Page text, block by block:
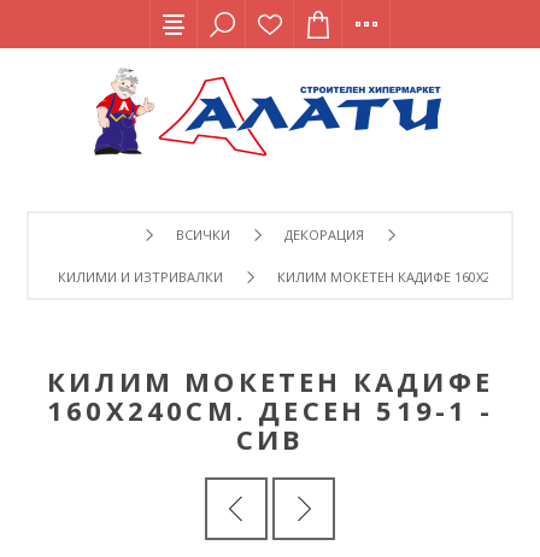
ВСИЧКИ ДЕКОРАЦИЯ
КИЛИМИ И ИЗТРИВАЛКИ КИЛИМ МОКЕТЕН КАДИФЕ 160Х240СМ.
КИЛИМ МОКЕТЕН КАДИФЕ
160Х240СМ. ДЕСЕН 519-1 -
СИВ